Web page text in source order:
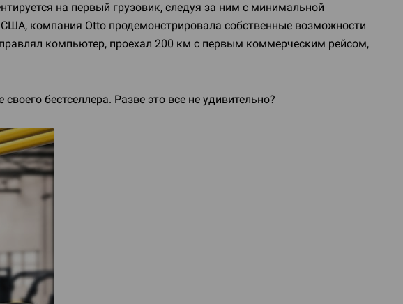
на первый грузовик, следуя за ним с минимальной
компания Otto продемонстрировала собственные возможности
компьютер, проехал 200 км с первым коммерческим рейсом,
бестселлера. Разве это все не удивительно?